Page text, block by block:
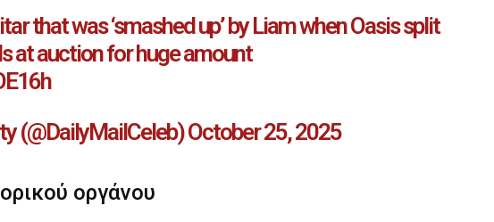
that was ‘smashed up’ by Liam when Oasis split
at auction for huge amount
(@DailyMailCeleb)October 25, 2025
οργάνου